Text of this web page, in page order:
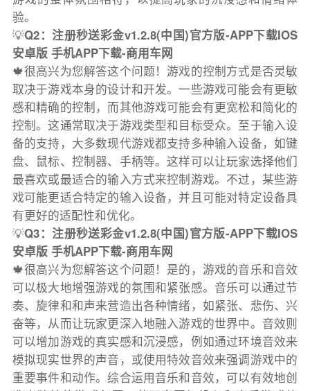
验。
💡Q2：注册秒送彩金v1.2.8(中国)官方版-APP下载IOS
安卓版 手机APP下载-商用车网
🍁很高兴为您解答这个问题！游戏的控制方式是否灵敏
取决于游戏本身的设计和开发。一些游戏可能会有更敏
感和精确的控制，而其他游戏可能会有更宽松和简化的
控制。这通常取决于游戏类型和目标受众。至于输入设
备的支持，大多数现代游戏都支持多种输入设备，如键
盘、鼠标、控制器、手柄等。这样可以让玩家选择他们
最喜欢或最适合的输入方式来控制游戏。不过，某些游
戏可能更适合特定的输入设备，并且可能对特定设备具
有更好的适配性和优化。
💡Q3：注册秒送彩金v1.2.8(中国)官方版-APP下载IOS
安卓版 手机APP下载-商用车网
🍁很高兴为您解答这个问题！是的，游戏的音乐和音效
可以极大地增强游戏的氛围和紧张感。音乐可以通过节
奏、旋律和和声来营造出各种情绪，如紧张、悲伤、兴
奋等，从而让玩家更深入地融入游戏的世界中。音效则
可以增加游戏的真实感和沉浸感，例如通过环境音效来
模拟现实世界的声音，或使用特效音效来强调游戏中的
重要事件和动作。综合运用音乐和音效，可以有效地创